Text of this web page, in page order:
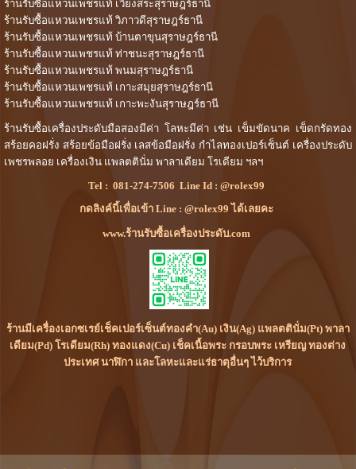
ร้านรับซื้อแหวนเพชรแท้ เวียงสระสุราษฎร์ธานี
ร้านรับซื้อแหวนเพชรแท้ วิภาวดีสุราษฎร์ธานี
ร้านรับซื้อแหวนเพชรแท้ บ้านตาขุนสุราษฎร์ธานี
ร้านรับซื้อแหวนเพชรแท้ ท่าชนะสุราษฎร์ธานี
ร้านรับซื้อแหวนเพชรแท้ พนมสุราษฎร์ธานี
ร้านรับซื้อแหวนเพชรแท้ เกาะสมุยสุราษฎร์ธานี
ร้านรับซื้อแหวนเพชรแท้ เกาะพะงันสุราษฎร์ธานี
ร้านรับซื้อเครื่องประดับมือสองมีค่า โลหะมีค่า เช่น เข็มขัดนาค เข็ดกรัดทอง
สร้อยคอฝรั่ง สร้อยข้อมือฝรั่ง เลสข้อมือฝรั่ง กำไลทองเปอร์เซ็นต์ เครื่องประดับ
เพชรพลอย เครื่องเงิน แพลตตินั่ม พาลาเดียม โรเดียม ฯลฯ
Tel :081-274-7506 Line Id :@rolex99
กดลิงค์นี้เพื่อเข้า Line : @rolex99 ได้เลยคะ
www.ร้านรับซื้อเครื่องประดับ.com
ร้านมีเครื่องเอกซเรย์เช็คเปอร์เซ็นต์ทองคำ(Au) เงิน(Ag) แพลตตินั่ม(Pt) พาลา
เดียม(Pd) โรเดียม(Rh) ทองแดง(Cu) เช็คเนื้อพระ กรอบพระ เหรียญ ทองต่าง
ประเทศ นาฬิกา และโลหะและแร่ธาตุอื่นๆ ไว้บริการ